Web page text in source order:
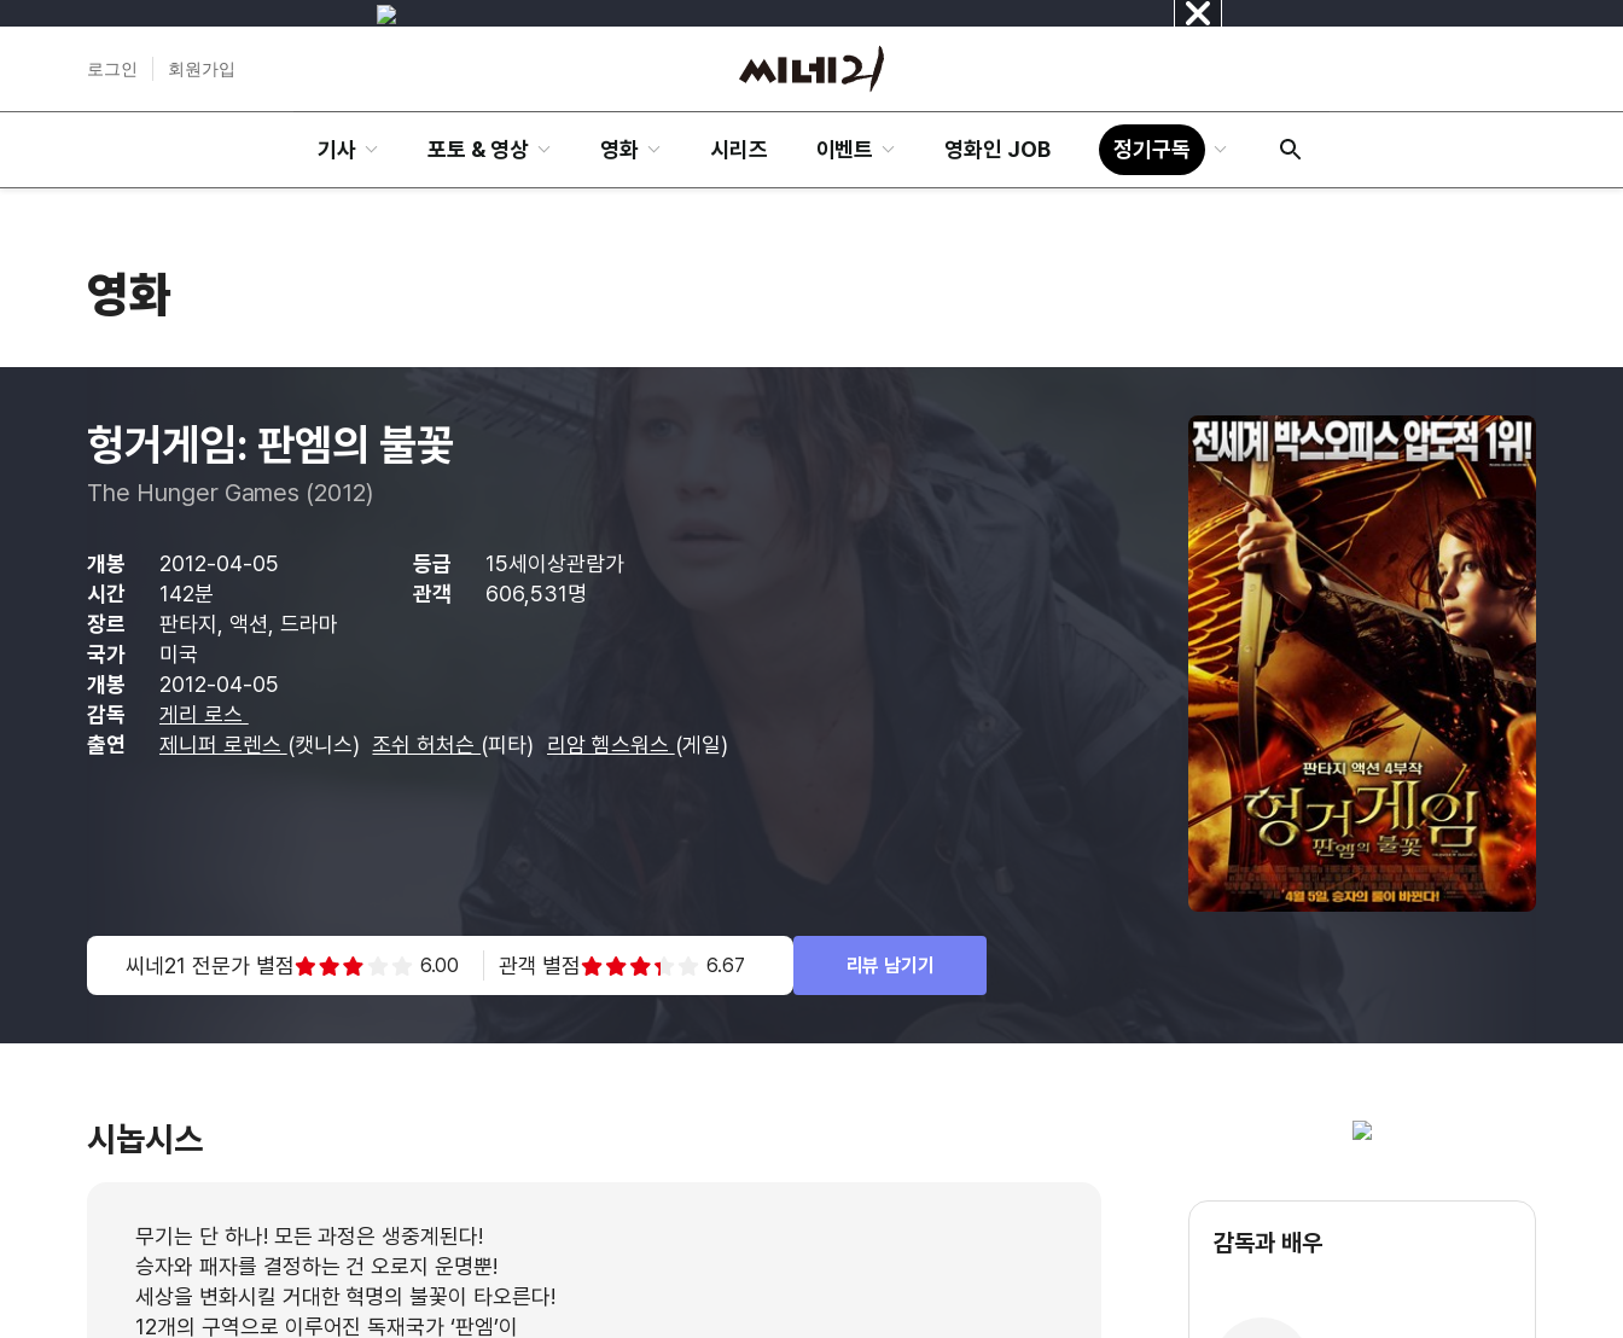
닫
로그인 회원가입
기사 포토 & 영상 영화 시리즈 이벤트 영화인 JOB 정기구독
영화
헝거게임: 판엠의 불꽃
The Hunger Games (2012)
개봉 2012-04-05 등급
15세이상관람가
시간
142분 관객
606,531명
장르
판타지, 액션, 드라마
국가
미국
개봉
2012-04-05
감독
게리 로스
출연
제니퍼 로렌스 (캣니스) 조쉬 허처슨 (피타) 리암 헴스워스 (게일)
씨네21 전문가 별점 6.00 관객 별점 6.67 리뷰 남기기
시놉시스
무기는 단 하나! 모든 과정은 생중계된다!
승자와 패자를 결정하는 건 오로지 운명뿐!
세상을 변화시킬 거대한 혁명의 불꽃이 타오른다!
12개의 구역으로 이루어진 독재국가 ‘판엠’이
감독과 배우